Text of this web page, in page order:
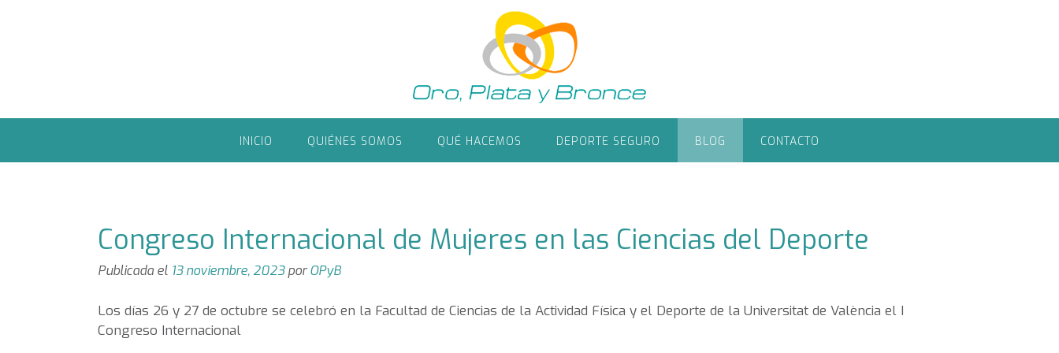
INICIO QUIÉNES SOMOS QUÉ HACEMOS DEPORTE SEGURO BLOG CONTACTO
Congreso Internacional de Mujeres en las Ciencias del Deporte
Publicada el 13 noviembre, 2023porOPyB
Los días 26 y 27 de octubre se celebró en la Facultad de Ciencias de la Actividad Física y el Deporte de la Universitat de València el I
Congreso Internacional